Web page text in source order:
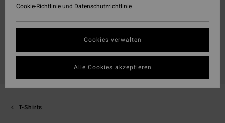
T-Shirts
Cookie-Richtlinieund Datenschutzrichtlinie
Cookies verwalten
Alle Cookies akzeptieren